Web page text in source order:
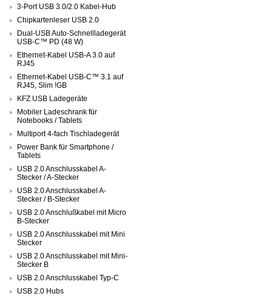
3-Port USB 3.0/2.0 Kabel-Hub
Chipkartenleser USB 2.0
Dual-USB Auto-Schnellladegerät
USB-C™ PD (48 W)
Ethernet-Kabel USB-A 3.0 auf
RJ45
Ethernet-Kabel USB-C™ 3.1 auf
RJ45, Slim !GB
KFZ USB Ladegeräte
Mobiler Ladeschrank für
Notebooks / Tablets
Multiport 4-fach Tischladegerät
Power Bank für Smartphone /
Tablets
USB 2.0 Anschlusskabel A-
Stecker / A-Stecker
USB 2.0 Anschlusskabel A-
Stecker / B-Stecker
USB 2.0 Anschlußkabel mit Micro
B-Stecker
USB 2.0 Anschlusskabel mit Mini
Stecker
USB 2.0 Anschlusskabel mit Mini-
Stecker B
USB 2.0 Anschlusskabel Typ-C
USB 2.0 Hubs